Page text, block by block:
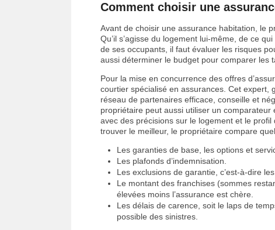
Comment choisir une
Avant de choisir une assurance habitation, le
Qu’il s’agisse du logement lui-même, de ce
de ses occupants, il faut évaluer les risques
aussi déterminer le budget pour comparer les
Pour la mise en concurrence des offres
courtier spécialisé en assurances. Cet expert,
réseau de partenaires efficace, conseille et
propriétaire peut aussi utiliser un
avec des précisions sur le logement et le
trouver le meilleur, le propriétaire compare
Les garanties de base, les options et
Les plafonds d’indemnisation.
Les exclusions de garantie, c’est-à-dire
Le montant des franchises (sommes
élevées moins l’assurance est chère.
Les délais de carence, soit le laps de
possible des sinistres.